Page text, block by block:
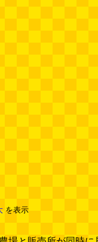
を表示